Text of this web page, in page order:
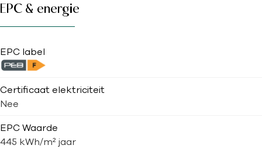
EPC & energie
EPC label
Certificaat elektriciteit
Nee
EPC Waarde
445 kWh/m² jaar